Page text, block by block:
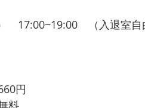
17:00~19:00　（入退室自
円
。